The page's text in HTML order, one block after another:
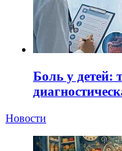
Боль у детей:
Новости